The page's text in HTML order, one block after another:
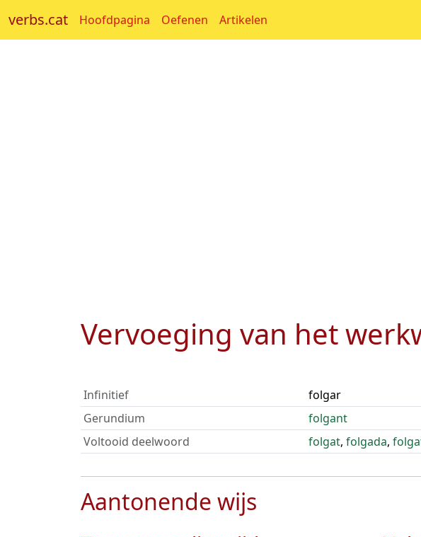
verbs.cat Hoofdpagina Oefenen Artikelen
Vervoeging van het
Infinitief
folgar
Gerundium
folgant
Voltooid deelwoord
folgat, folgada,
Aantonende wijs